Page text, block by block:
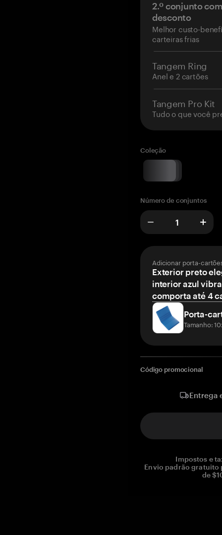
2.º conjunto
desconto
Melhor custo-
carteiras frias
Tangem Ring
Anel e 2 cartões
Tangem Pro Kit
Tudo o que você
Coleção
Número de conjuntos
Adicionar porta-
Exterior preto
interior azul
comporta até 4
Porta-
Tamanho:
Código promocional
Entrega
Impostos e
Envio padrão gratuito
de